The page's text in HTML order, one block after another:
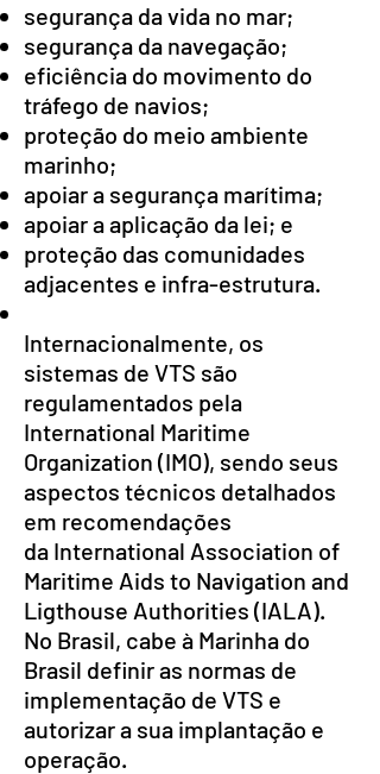
segurança da vida no mar;
segurança da navegação;
eficiência do movimento do
tráfego de navios;
proteção do meio ambiente
marinho;
apoiar a segurança marítima;
apoiar a aplicação da lei; e
proteção das comunidades
adjacentes e infra-estrutura.
Internacionalmente, os
sistemas de VTS são
regulamentados pela
International Maritime
Organization (IMO), sendo seus
aspectos técnicos detalhados
em recomendações
da International Association of
Maritime Aids to Navigation and
Ligthouse Authorities (IALA).
No Brasil, cabe à Marinha do
Brasil definir as normas de
implementação de VTS e
autorizar a sua implantação e
operação.